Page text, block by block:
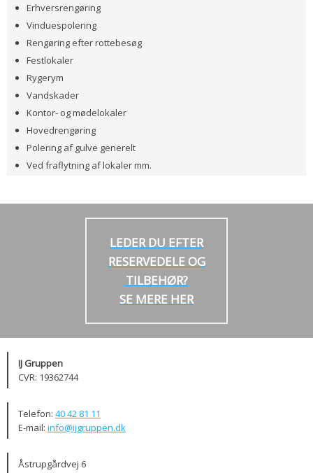
Erhversrengøring
Vinduespolering
Rengøring efter rottebesøg
Festlokaler
Rygerym
Vandskader
Kontor- og mødelokaler
Hovedrengøring
Polering af gulve generelt
Ved fraflytning af lokaler mm.
LEDER DU EFTER
RESERVEDELE OG
TILBEHØR?
SE MERE HER
IJ Gruppen
CVR: 19362744
Telefon: 40 42 81 11
E-mail: info@ijgruppen.dk
Åstrupgårdvej 6